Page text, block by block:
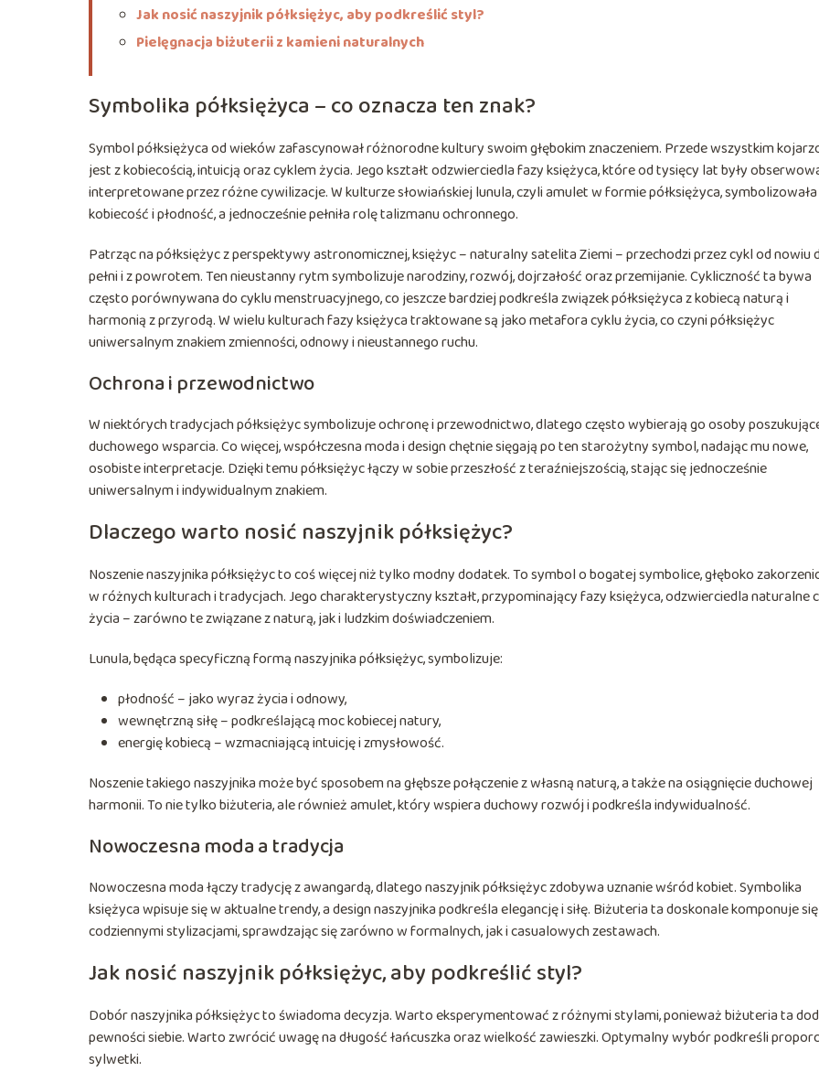
Jak nosić naszyjnik półksiężyc, aby podkreślić styl?
Pielęgnacja biżuterii z kamieni naturalnych
Symbolika półksiężyca – co oznacza ten znak?
Symbol półksiężyca od wieków zafascynował różnorodne kultury swoim głębokim znaczeniem. Przede wszystkim
jest z kobiecością, intuicją oraz cyklem życia. Jego kształt odzwierciedla fazy księżyca, które od tysięcy lat były
interpretowane przez różne cywilizacje. W kulturze słowiańskiej lunula, czyli amulet w formie półksiężyca, symbolizowała
kobiecość i płodność, a jednocześnie pełniła rolę talizmanu ochronnego.
Patrząc na półksiężyc z perspektywy astronomicznej, księżyc – naturalny satelita Ziemi – przechodzi przez cykl od nowiu
pełni i z powrotem. Ten nieustanny rytm symbolizuje narodziny, rozwój, dojrzałość oraz przemijanie. Cykliczność ta bywa
często porównywana do cyklu menstruacyjnego, co jeszcze bardziej podkreśla związek półksiężyca z kobiecą naturą i
harmonią z przyrodą. W wielu kulturach fazy księżyca traktowane są jako metafora cyklu życia, co czyni półksiężyc
uniwersalnym znakiem zmienności, odnowy i nieustannego ruchu.
Ochrona i przewodnictwo
W niektórych tradycjach półksiężyc symbolizuje ochronę i przewodnictwo, dlatego często wybierają go osoby
duchowego wsparcia. Co więcej, współczesna moda i design chętnie sięgają po ten starożytny symbol, nadając mu nowe,
osobiste interpretacje. Dzięki temu półksiężyc łączy w sobie przeszłość z teraźniejszością, stając się jednocześnie
uniwersalnym i indywidualnym znakiem.
Dlaczego warto nosić naszyjnik półksiężyc?
Noszenie naszyjnika półksiężyc to coś więcej niż tylko modny dodatek. To symbol o bogatej symbolice, głęboko
w różnych kulturach i tradycjach. Jego charakterystyczny kształt, przypominający fazy księżyca, odzwierciedla naturalne
życia – zarówno te związane z naturą, jak i ludzkim doświadczeniem.
Lunula, będąca specyficzną formą naszyjnika półksiężyc, symbolizuje:
płodność – jako wyraz życia i odnowy,
wewnętrzną siłę – podkreślającą moc kobiecej natury,
energię kobiecą – wzmacniającą intuicję i zmysłowość.
Noszenie takiego naszyjnika może być sposobem na głębsze połączenie z własną naturą, a także na osiągnięcie duchowej
harmonii. To nie tylko biżuteria, ale również amulet, który wspiera duchowy rozwój i podkreśla indywidualność.
Nowoczesna moda a tradycja
Nowoczesna moda łączy tradycję z awangardą, dlatego naszyjnik półksiężyc zdobywa uznanie wśród kobiet. Symbolika
księżyca wpisuje się w aktualne trendy, a design naszyjnika podkreśla elegancję i siłę. Biżuteria ta doskonale komponuje
codziennymi stylizacjami, sprawdzając się zarówno w formalnych, jak i casualowych zestawach.
Jak nosić naszyjnik półksiężyc, aby podkreślić styl?
Dobór naszyjnika półksiężyc to świadoma decyzja. Warto eksperymentować z różnymi stylami, ponieważ biżuteria ta
pewności siebie. Warto zwrócić uwagę na długość łańcuszka oraz wielkość zawieszki. Optymalny wybór podkreśli
sylwetki.